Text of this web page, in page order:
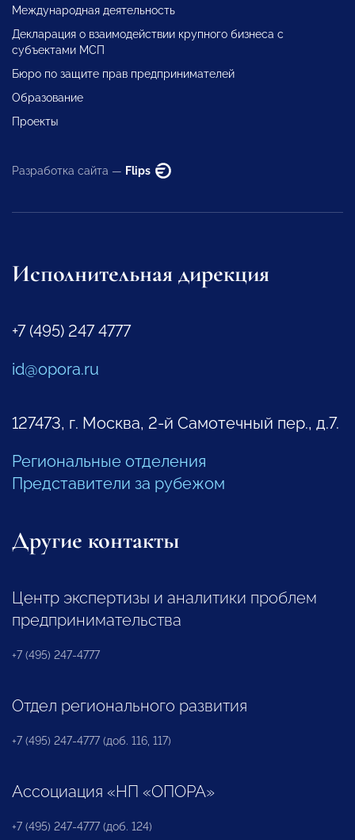
Международная деятельность
Декларация о взаимодействии крупного бизнеса с
субъектами МСП
Бюро по защите прав предпринимателей
Образование
Проекты
Разработка сайта — Flips
Исполнительная дирекция
+7 (495) 247 4777
id@opora.ru
127473, г. Москва, 2-й Самотечный пер., д.7.
Региональные отделения
Представители за рубежом
Другие контакты
Центр экспертизы и аналитики проблем
предпринимательства
+7 (495) 247-4777
Отдел регионального развития
+7 (495) 247-4777 (доб. 116, 117)
Ассоциация «НП «ОПОРА»
+7 (495) 247-4777 (доб. 124)